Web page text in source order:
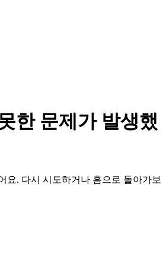
한 문제가 발생했
요. 다시 시도하거나 홈으로 돌아가보